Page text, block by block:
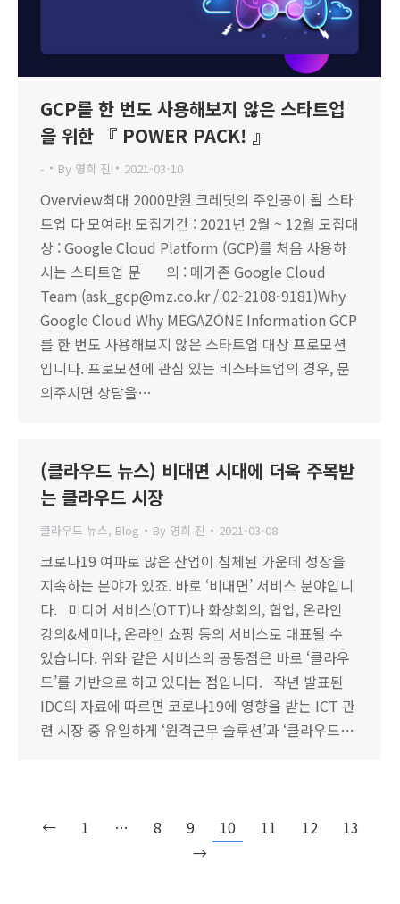
GCP를 한 번도 사용해보지 않은 스타트업
을 위한 『 POWER PACK! 』
- By 영희 진 2021-03-10
Overview최대 2000만원 크레딧의 주인공이 될 스타
트업 다 모여라! 모집기간 : 2021년 2월 ~ 12월 모집대
상 : Google Cloud Platform (GCP)를 처음 사용하
시는 스타트업 문 의 : 메가존 Google Cloud
Team (ask_gcp@mz.co.kr / 02-2108-9181)Why
Google Cloud Why MEGAZONE Information GCP
를 한 번도 사용해보지 않은 스타트업 대상 프로모션
입니다. 프로모션에 관심 있는 비스타트업의 경우, 문
의주시면 상담을…
(클라우드 뉴스) 비대면 시대에 더욱 주목받
는 클라우드 시장
클라우드 뉴스, Blog By 영희 진 2021-03-08
코로나19 여파로 많은 산업이 침체된 가운데 성장을
지속하는 분야가 있죠. 바로 ‘비대면’ 서비스 분야입니
다. 미디어 서비스(OTT)나 화상회의, 협업, 온라인
강의&세미나, 온라인 쇼핑 등의 서비스로 대표될 수
있습니다. 위와 같은 서비스의 공통점은 바로 ‘클라우
드’를 기반으로 하고 있다는 점입니다. 작년 발표된
IDC의 자료에 따르면 코로나19에 영향을 받는 ICT 관
련 시장 중 유일하게 ‘원격근무 솔루션’과 ‘클라우드…
← 1 … 8 9 10 11 12
13
→